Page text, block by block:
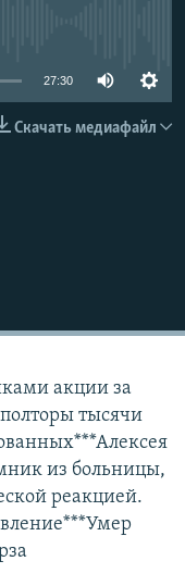
27:30
Скачать медиафайл
акции за
тысячи
из больницы,
реакцией.